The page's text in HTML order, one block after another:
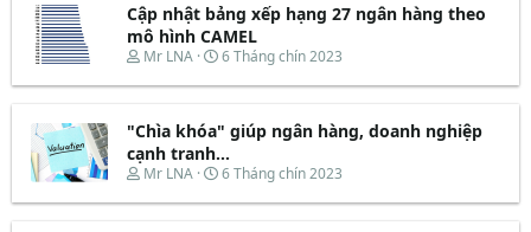
a
d
s
a
t
r
b
ắ
t
ầ
Cập nhật bảng xếp hạng 27 ngân hàng theo
mô hình CAMEL
T
r
a
d
s
a
Mr LNA
N
à
b
t
ầ
6 Tháng chín 2023
"Chìa khóa" giúp ngân hàng, doanh nghiệp
cạnh tranh...
T
r
Mr LNA
N
à
6 Tháng chín 2023